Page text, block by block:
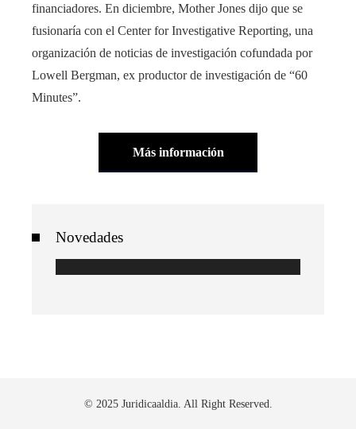
financiadores. En diciembre, Mother Jones dijo que se
fusionaría con el Center for Investigative Reporting, una
organización de noticias de investigación cofundada por
Lowell Bergman, ex productor de investigación de “60
Minutes”.
Más información
Novedades
© 2025 Juridicaaldia. All Right Reserved.